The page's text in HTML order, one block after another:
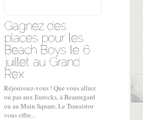
Réjouissez-vous ! Que vous alliez
ou pas aux Eurocks, à Beauregard
ou au Main Square, Le Transistor
vous offre...